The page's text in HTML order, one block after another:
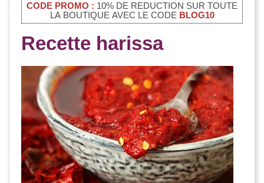
CODE PROMO : 10% DE REDUCTION SUR TOUTE
LA BOUTIQUE AVEC LE CODE BLOG10
Recette harissa